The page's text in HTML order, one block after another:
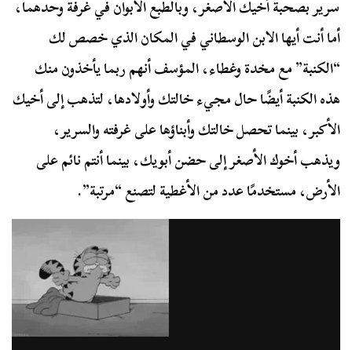
سرير بصحبة أخيك الأصغر، وبالطبع الأبوان في غرفة وحدهما،
أما أنت أيها الابن الوسطاني في المكان الذي خصص لك
“الكنبة” مع مخدة وغطاء، المؤسف أنهم ربما يأخذون منك
هذه الكنبة أيضًا حال مجيء خالتك وأولادها، لتذهب إلى أخيك
الأكبر، بينما تحصل خالتك وأبناؤها على غرفته والسرير،
ويذهب أخوك الأصغر إلى حضن أبويك، بينما أنتم نائم على
الأرض، مستخدمًا عدد من الأغطية لتصنع “مرتبة”.